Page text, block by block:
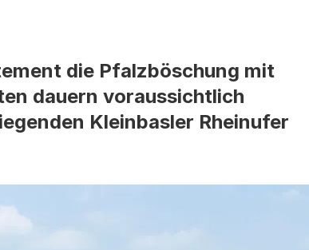
die Pfalzböschung mit
dauern voraussichtlich
Kleinbasler Rheinufer